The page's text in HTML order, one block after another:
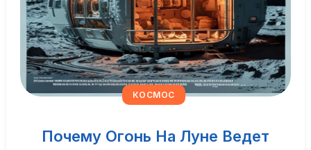
КОСМОС
Почему Огонь На Луне Ведет